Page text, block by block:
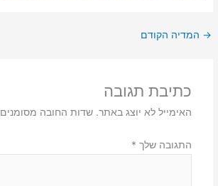
→ המדיה הקודם
כתיבת תגובה
האימייל לא יוצג באתר. שדות החובה מסומנים
התגובה שלך *